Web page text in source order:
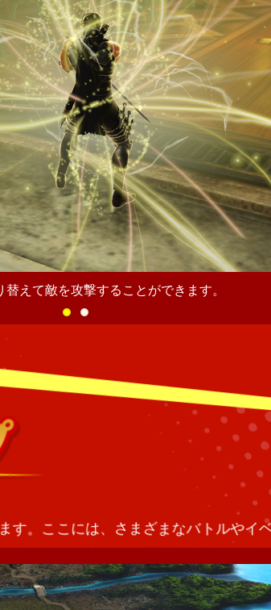
えて敵を攻撃することができます。
。ここには、さまざまなバトルやイ